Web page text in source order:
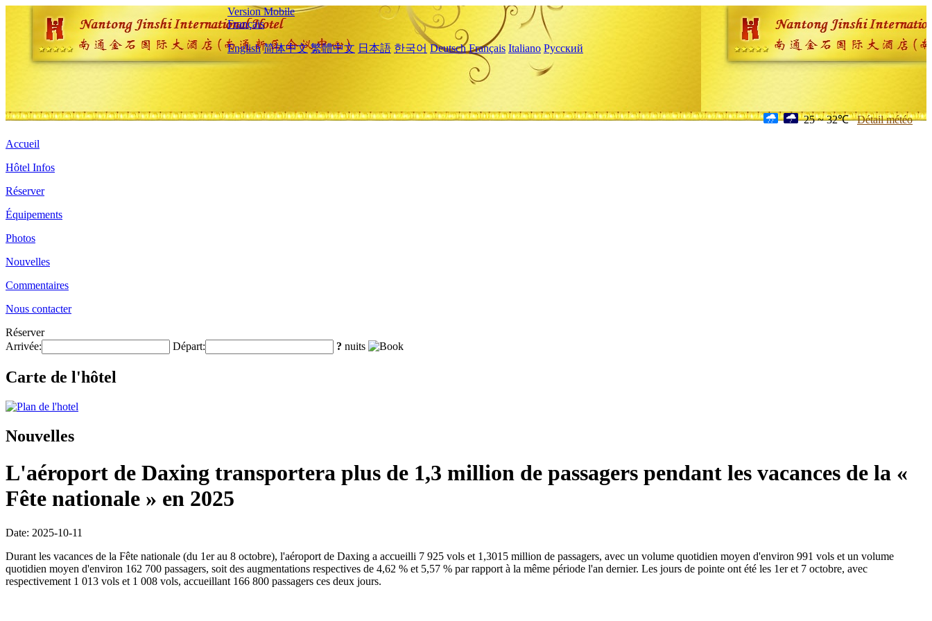
Version Mobile
Français
English 简体中文 繁體中文 日本語 한국어 Deutsch Français Italiano Русский
25 ~ 32℃ Détail météo
Accueil
Hôtel Infos
Réserver
Équipements
Photos
Nouvelles
Commentaires
Nous contacter
Réserver
Arrivée:
Départ: ? nuits
Carte de l'hôtel
Nouvelles
L'aéroport de Daxing transportera plus de 1,3 million de passagers pendant les vacances de la «
Fête nationale » en 2025
Date: 2025-10-11
Durant les vacances de la Fête nationale (du 1er au 8 octobre), l'aéroport de Daxing a accueilli 7 925 vols et 1,3015 million de passagers, avec un volume quotidien moyen d'environ 991 vols et un volume
quotidien moyen d'environ 162 700 passagers, soit des augmentations respectives de 4,62 % et 5,57 % par rapport à la même période l'an dernier. Les jours de pointe ont été les 1er et 7 octobre, avec
respectivement 1 013 vols et 1 008 vols, accueillant 166 800 passagers ces deux jours.